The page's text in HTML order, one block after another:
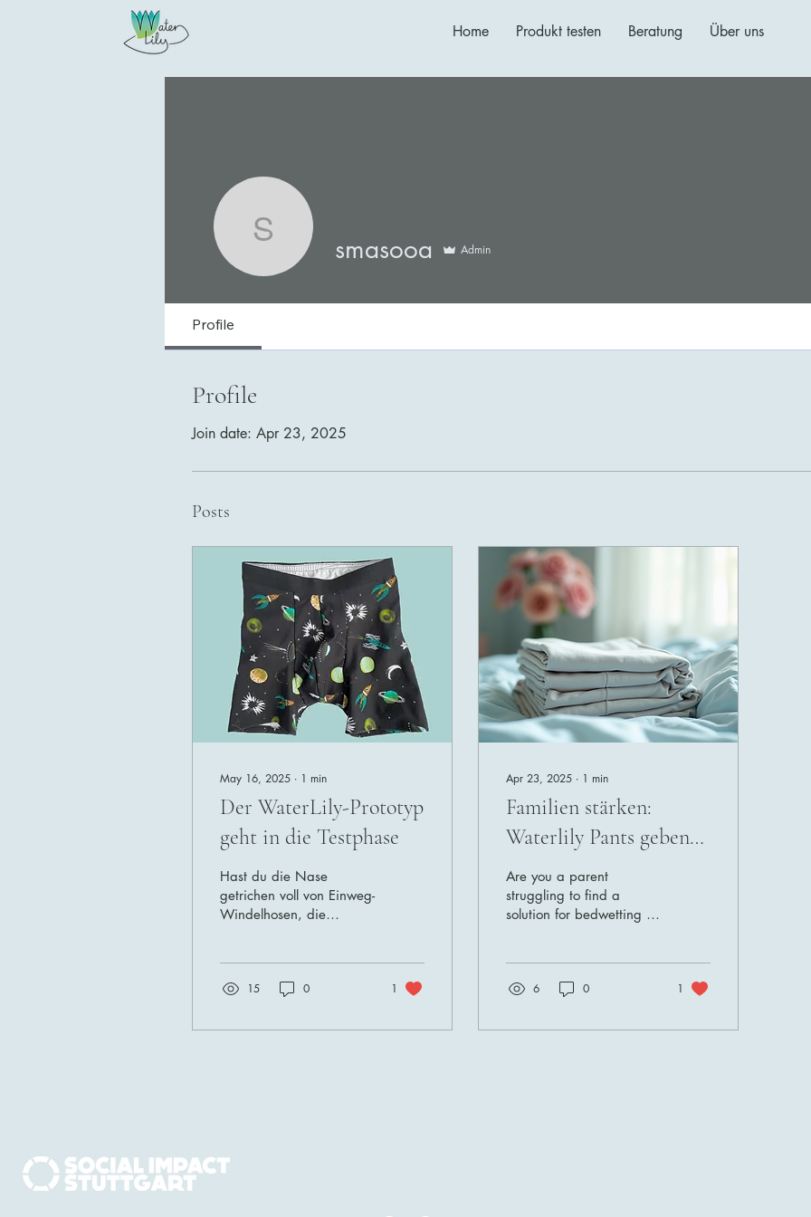
Home Produkt testen Beratung Über uns
smasooa
smasooa Admin
Profile
Profile
Join date: Apr 23, 2025
Posts
May 16, 2025 ∙ 1 min
Der WaterLily-Prototyp
geht in die Testphase
Hast du die Nase
getrichen voll von Einweg-
Windelhosen, die
Wäschebergen? Dann...
15 0 1
Apr 23, 2025 ∙ 1 min
Familien stärken:
Waterlily Pants geben
Kindern ihr
Zugehörigkeitsgefühl
zurück
Are you a parent
struggling to find a
solution for bedwetting in
6 0 1